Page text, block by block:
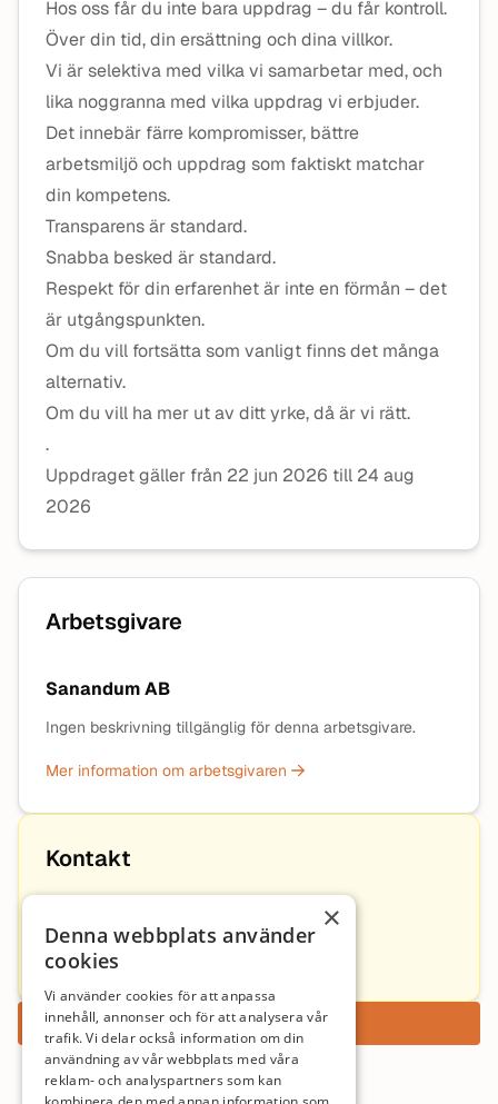
Hos oss får du inte bara uppdrag – du får kontroll.
Över din tid, din ersättning och dina villkor.
Vi är selektiva med vilka vi samarbetar med, och
lika noggranna med vilka uppdrag vi erbjuder.
Det innebär färre kompromisser, bättre
arbetsmiljö och uppdrag som faktiskt matchar
din kompetens.
Transparens är standard.
Snabba besked är standard.
Respekt för din erfarenhet är inte en förmån – det
är utgångspunkten.
Om du vill fortsätta som vanligt finns det många
alternativ.
Om du vill ha mer ut av ditt yrke, då är vi rätt.
.
Uppdraget gäller från 22 jun 2026 till 24 aug
2026
Arbetsgivare
Sanandum AB
Ingen beskrivning tillgänglig för denna arbetsgivare.
Mer information om arbetsgivaren
Kontakt
Pontus Mattsson
Pontus@sanandum.se
Ansök nu
×
Denna webbplats använder
cookies
Vi använder cookies för att anpassa
innehåll, annonser och för att analysera vår
trafik. Vi delar också information om din
användning av vår webbplats med våra
reklam- och analyspartners som kan